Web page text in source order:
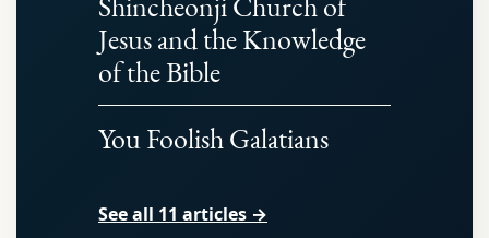
Jesus and the Knowledge
of the Bible
You Foolish Galatians
See all 11 articles →